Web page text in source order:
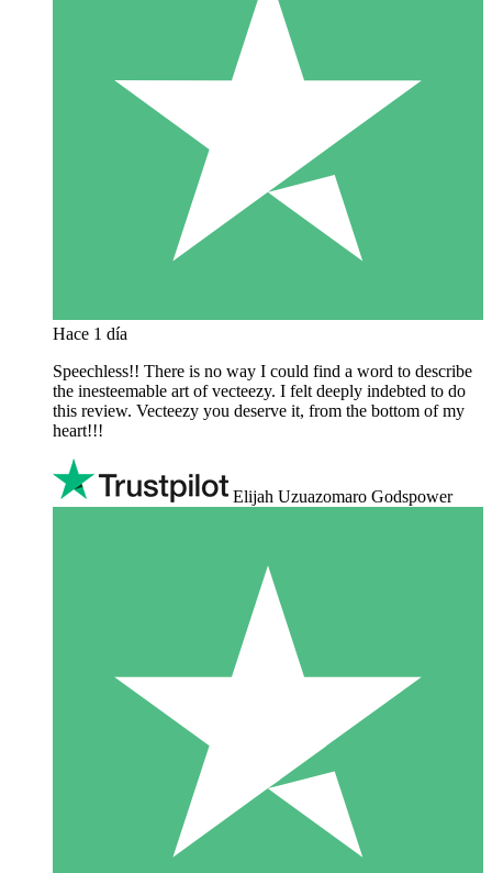
Hace 1 día
Speechless!! There is no way I could find a word to describe
the inesteemable art of vecteezy. I felt deeply indebted to do
this review. Vecteezy you deserve it, from the bottom of my
heart!!!
Elijah Uzuazomaro Godspower